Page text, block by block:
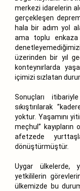
merkezi idarelerin
gerçekleşen
hala bir adım yol
ama toplu enkaza
üzerinden bir yıl
konteynırlarda
içimizi sızlatan
Sonuçları
sıkıştırılarak
yoktur. Yaşamını
meçhul”
afetzede
dönüştürmüştür.
Uygar ülkelerde,
yetkililerin
ülkemizde bu